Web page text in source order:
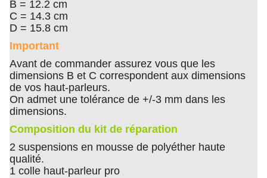
B = 12.2 cm
C = 14.3 cm
D = 15.8 cm
Important
Avant de commander assurez vous que les
dimensions B et C correspondent aux dimensions
de vos haut-parleurs.
On admet une tolérance de +/-3 mm dans les
dimensions.
Composition du kit de réparation
2 suspensions en mousse de polyéther haute
qualité.
1 colle haut-parleur pro